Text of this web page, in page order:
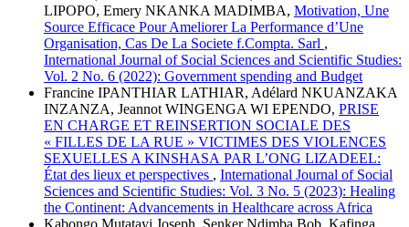
LIPOPO, Emery NKANKA MADIMBA, Motivation, Une
Source Efficace Pour Ameliorer La Performance d’Une
Organisation, Cas De La Societe f.Compta. Sarl ,
International Journal of Social Sciences and Scientific Studies:
Vol. 2 No. 6 (2022): Government spending and Budget
Francine IPANTHIAR LATHIAR, Adélard NKUANZAKA
INZANZA, Jeannot WINGENGA WI EPENDO, PRISE
EN CHARGE ET REINSERTION SOCIALE DES
« FILLES DE LA RUE » VICTIMES DES VIOLENCES
SEXUELLES A KINSHASA PAR L’ONG LIZADEEL:
État des lieux et perspectives , International Journal of Social
Sciences and Scientific Studies: Vol. 3 No. 5 (2023): Healing
the Continent: Advancements in Healthcare across Africa
Kabongo Mutatayi Joseph, Senker Ndimba Bob, Kafinga